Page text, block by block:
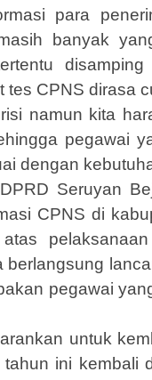
para
banyak
tes CPNS dirasa
namun kita
pegawai
dengan
Seruyan
CPNS di
pegawai
untuk
ini kembali